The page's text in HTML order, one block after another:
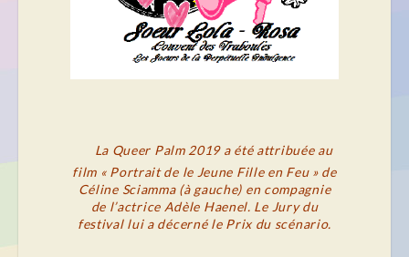
La Queer Palm 2019 a été attribuée au
film « Portrait de le Jeune Fille en Feu » de
Céline Sciamma (à gauche) en compagnie
de l’actrice Adèle Haenel. Le Jury du
festival lui a décerné le Prix du scénario.